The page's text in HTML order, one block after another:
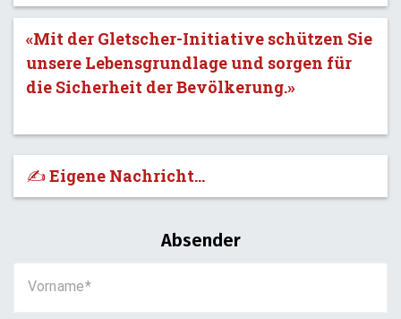
«Mit der Gletscher-Initiative schützen Sie
unsere Lebensgrundlage und sorgen für
die Sicherheit der Bevölkerung.»
✍️ Eigene Nachricht...
Absender
Vorname